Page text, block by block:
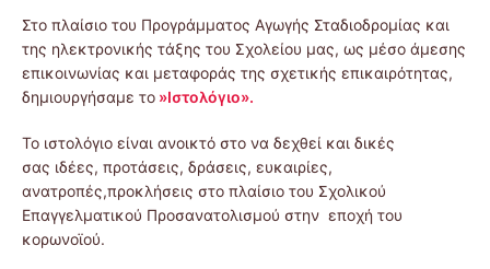
Στο πλαίσιο του Προγράμματος Αγωγής Σταδιοδρομίας και
της ηλεκτρονικής τάξης του Σχολείου μας, ως μέσο άμεσης
επικοινωνίας και μεταφοράς της σχετικής επικαιρότητας,
δημιουργήσαμε το »Ιστολόγιο».
Το ιστολόγιο είναι ανοικτό στο να δεχθεί και δικές
σας ιδέες, προτάσεις, δράσεις, ευκαιρίες,
ανατροπές,προκλήσεις στο πλαίσιο του Σχολικού
Επαγγελματικού Προσανατολισμού στην εποχή του
κορωνοϊού.